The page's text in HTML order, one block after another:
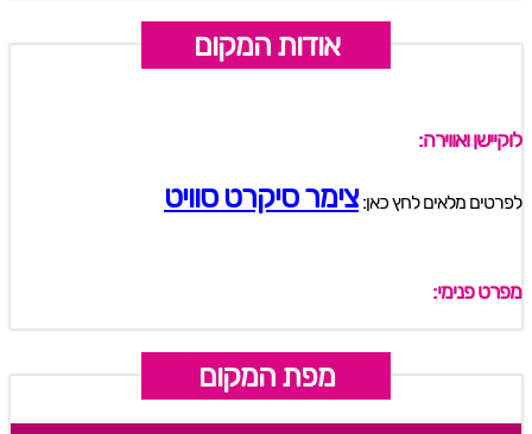
אודות המקום
לוקיישן ואווירה:
לפרטים מלאים לחץ כאן:צימר סיקרט סוויט
מפרט פנימי:
מפת המקום